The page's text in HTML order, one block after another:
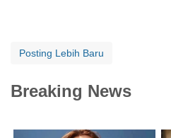
Posting Lebih Baru
Breaking News